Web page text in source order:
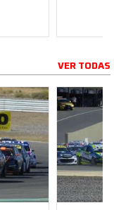
VER TODAS